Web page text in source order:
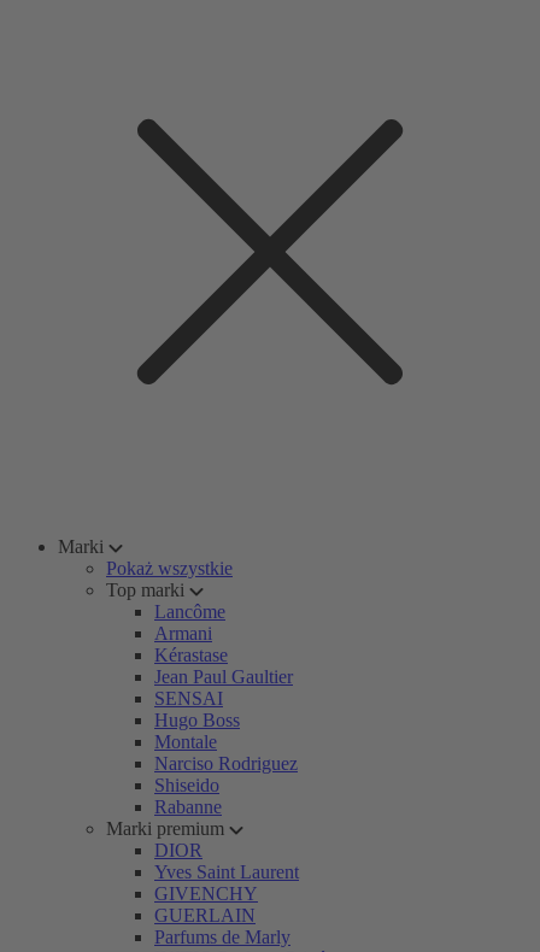
Marki
Pokaż wszystkie
Top marki
Lancôme
Armani
Kérastase
Jean Paul Gaultier
SENSAI
Hugo Boss
Montale
Narciso Rodriguez
Shiseido
Rabanne
Marki premium
DIOR
Yves Saint Laurent
GIVENCHY
GUERLAIN
Parfums de Marly